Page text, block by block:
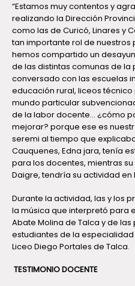
“Estamos muy contentos y
realizando la Dirección
como las de Curicó, Linares y
tan importante rol de nuestros
hemos compartido un
de las distintas comunas de la
conversado con las escuelas
educación rural, liceos
mundo particular
de la labor docente… ¿cómo
mejorar? porque ese es
seremi al tiempo que
Cauquenes, Edna jara, tenía
para los docentes, mientras
Daigre, tendría su actividad en
Durante la actividad, las y los
la música que interpretó para
Abate Molina de Talca y de
estudiantes de la
Liceo Diego Portales de Talca.
TESTIMONIO DOCENTE